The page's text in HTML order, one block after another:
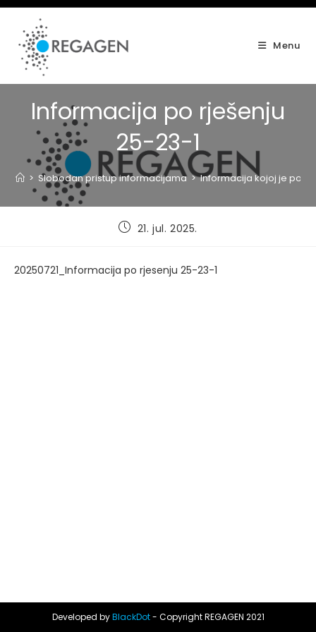
Skip
content
Menu
Informacija po rješenju
25-23-1
> Slobodan pristup informacijama > Informacija kojoj je po
Post21. jul. 2025.
20250721_Informacija po rjesenju 25-23-1
Developed byBlackDot- Copyright REGAGEN 2021